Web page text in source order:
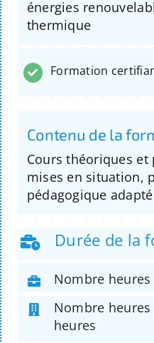
énergies
thermique
Formation
Contenu de la
Cours théoriques et
mises en situation,
pédagogique
Durée de la
Nombre heures
Nombre
heures